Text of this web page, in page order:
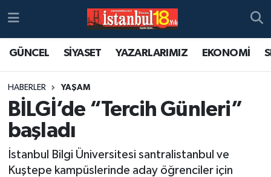
GÜNCEL SİYASET YAZARLARIMIZ EKONOMİ
HABERLER YAŞAM
BİLGİ’de “Tercih Günleri”
başladı
İstanbul Bilgi Üniversitesi santralistanbul ve
Kuştepe kampüslerinde aday öğrenciler için